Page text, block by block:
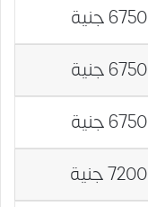
6750 جنية
6750 جنية
6750 جنية
7200 جنية